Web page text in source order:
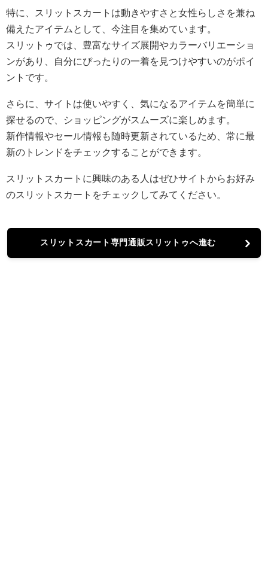
特に、スリットスカートは動きやすさと女性らしさを兼ね
備えたアイテムとして、今注目を集めています。
スリットゥでは、豊富なサイズ展開やカラーバリエーショ
ンがあり、自分にぴったりの一着を見つけやすいのがポイ
ントです。
さらに、サイトは使いやすく、気になるアイテムを簡単に
探せるので、ショッピングがスムーズに楽しめます。
新作情報やセール情報も随時更新されているため、常に最
新のトレンドをチェックすることができます。
スリットスカートに興味のある人はぜひサイトからお好み
のスリットスカートをチェックしてみてください。
スリットスカート専門通販スリットゥへ進む